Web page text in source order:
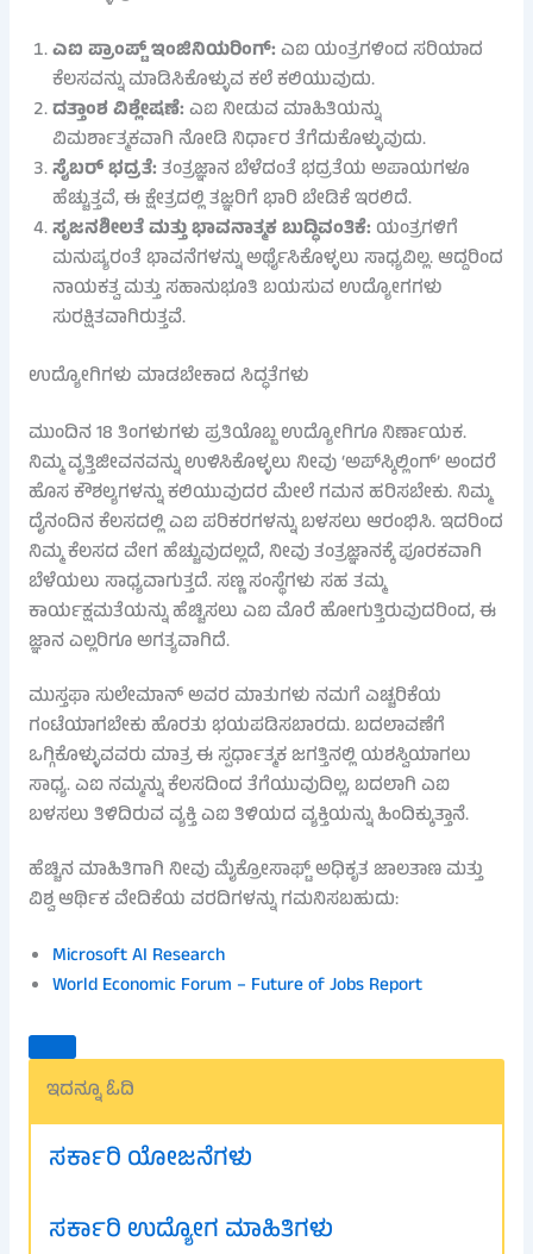
ಎಐ ಪ್ರಾಂಪ್ಟ್ ಇಂಜಿನಿಯರಿಂಗ್:ಎಐ ಯಂತ್ರಗಳಿಂದ ಸರಿಯಾದ
ಕೆಲಸವನ್ನು ಮಾಡಿಸಿಕೊಳ್ಳುವ ಕಲೆ ಕಲಿಯುವುದು.
ದತ್ತಾಂಶ ವಿಶ್ಲೇಷಣೆ:ಎಐ ನೀಡುವ ಮಾಹಿತಿಯನ್ನು
ವಿಮರ್ಶಾತ್ಮಕವಾಗಿ ನೋಡಿ ನಿರ್ಧಾರ ತೆಗೆದುಕೊಳ್ಳುವುದು.
ಸೈಬರ್ ಭದ್ರತೆ:ತಂತ್ರಜ್ಞಾನ ಬೆಳೆದಂತೆ ಭದ್ರತೆಯ ಅಪಾಯಗಳೂ
ಹೆಚ್ಚುತ್ತವೆ, ಈ ಕ್ಷೇತ್ರದಲ್ಲಿ ತಜ್ಞರಿಗೆ ಭಾರಿ ಬೇಡಿಕೆ ಇರಲಿದೆ.
ಸೃಜನಶೀಲತೆ ಮತ್ತು ಭಾವನಾತ್ಮಕ ಬುದ್ಧಿವಂತಿಕೆ: ಯಂತ್ರಗಳಿಗೆ
ಮನುಷ್ಯರಂತೆ ಭಾವನೆಗಳನ್ನು ಅರ್ಥೈಸಿಕೊಳ್ಳಲು ಸಾಧ್ಯವಿಲ್ಲ. ಆದ್ದರಿಂದ
ನಾಯಕತ್ವ ಮತ್ತು ಸಹಾನುಭೂತಿ ಬಯಸುವ ಉದ್ಯೋಗಗಳು
ಸುರಕ್ಷಿತವಾಗಿರುತ್ತವೆ.
ಉದ್ಯೋಗಿಗಳು ಮಾಡಬೇಕಾದ ಸಿದ್ಧತೆಗಳು
ಮುಂದಿನ 18 ತಿಂಗಳುಗಳು ಪ್ರತಿಯೊಬ್ಬ ಉದ್ಯೋಗಿಗೂ ನಿರ್ಣಾಯಕ.
ನಿಮ್ಮ ವೃತ್ತಿಜೀವನವನ್ನು ಉಳಿಸಿಕೊಳ್ಳಲು ನೀವು ‘ಅಪ್‌ಸ್ಕಿಲ್ಲಿಂಗ್’ ಅಂದರೆ
ಹೊಸ ಕೌಶಲ್ಯಗಳನ್ನು ಕಲಿಯುವುದರ ಮೇಲೆ ಗಮನ ಹರಿಸಬೇಕು. ನಿಮ್ಮ
ದೈನಂದಿನ ಕೆಲಸದಲ್ಲಿ ಎಐ ಪರಿಕರಗಳನ್ನು ಬಳಸಲು ಆರಂಭಿಸಿ. ಇದರಿಂದ
ನಿಮ್ಮ ಕೆಲಸದ ವೇಗ ಹೆಚ್ಚುವುದಲ್ಲದೆ, ನೀವು ತಂತ್ರಜ್ಞಾನಕ್ಕೆ ಪೂರಕವಾಗಿ
ಬೆಳೆಯಲು ಸಾಧ್ಯವಾಗುತ್ತದೆ. ಸಣ್ಣ ಸಂಸ್ಥೆಗಳು ಸಹ ತಮ್ಮ
ಕಾರ್ಯಕ್ಷಮತೆಯನ್ನು ಹೆಚ್ಚಿಸಲು ಎಐ ಮೊರೆ ಹೋಗುತ್ತಿರುವುದರಿಂದ, ಈ
ಜ್ಞಾನ ಎಲ್ಲರಿಗೂ ಅಗತ್ಯವಾಗಿದೆ.
ಮುಸ್ತಫಾ ಸುಲೇಮಾನ್ ಅವರ ಮಾತುಗಳು ನಮಗೆ ಎಚ್ಚರಿಕೆಯ
ಗಂಟೆಯಾಗಬೇಕು ಹೊರತು ಭಯಪಡಿಸಬಾರದು. ಬದಲಾವಣೆಗೆ
ಒಗ್ಗಿಕೊಳ್ಳುವವರು ಮಾತ್ರ ಈ ಸ್ಪರ್ಧಾತ್ಮಕ ಜಗತ್ತಿನಲ್ಲಿ ಯಶಸ್ವಿಯಾಗಲು
ಸಾಧ್ಯ. ಎಐ ನಮ್ಮನ್ನು ಕೆಲಸದಿಂದ ತೆಗೆಯುವುದಿಲ್ಲ, ಬದಲಾಗಿ ಎಐ
ಬಳಸಲು ತಿಳಿದಿರುವ ವ್ಯಕ್ತಿ ಎಐ ತಿಳಿಯದ ವ್ಯಕ್ತಿಯನ್ನು ಹಿಂದಿಕ್ಕುತ್ತಾನೆ.
ಹೆಚ್ಚಿನ ಮಾಹಿತಿಗಾಗಿ ನೀವು ಮೈಕ್ರೋಸಾಫ್ಟ್ ಅಧಿಕೃತ ಜಾಲತಾಣ ಮತ್ತು
ವಿಶ್ವ ಆರ್ಥಿಕ ವೇದಿಕೆಯ ವರದಿಗಳನ್ನು ಗಮನಿಸಬಹುದು:
Microsoft AI Research
World Economic Forum – Future of Jobs Report
ಇದನ್ನೂ ಓದಿ
ಸರ್ಕಾರಿ ಯೋಜನೆಗಳು
ಸರ್ಕಾರಿ ಉದ್ಯೋಗ ಮಾಹಿತಿಗಳು